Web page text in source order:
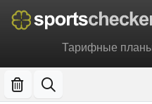
Тарифные